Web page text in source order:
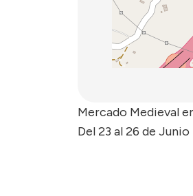
Mercado Medieval
Del 23 al 26 de Junio